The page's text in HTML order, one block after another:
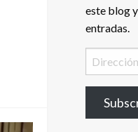
este blog
entradas.
Dirección
de
electrónico